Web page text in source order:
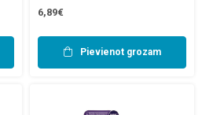
6,89€
Pievienot grozam